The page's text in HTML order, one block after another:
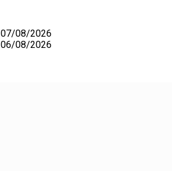
07/08/2026
06/08/2026